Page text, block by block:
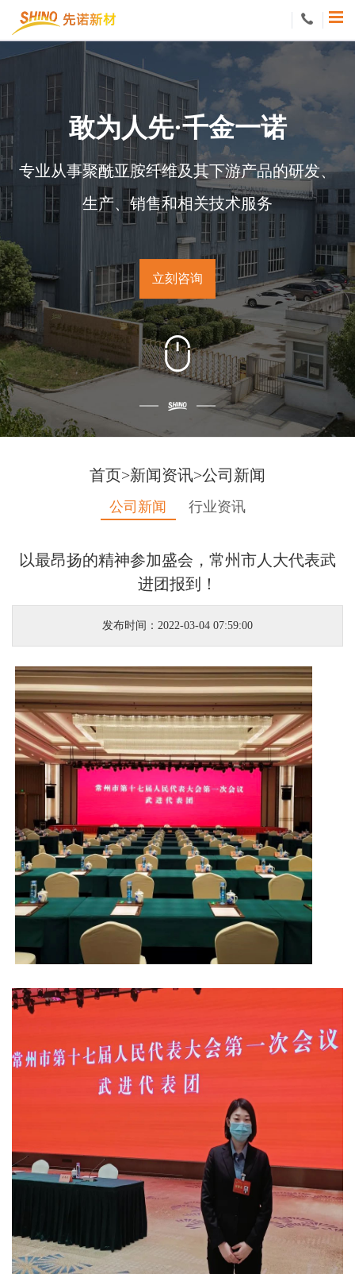
敢为人先·千金一诺
专业从事聚酰亚胺纤维及其下游产品的研发、
生产、销售和相关技术服务
立刻咨询
首页>新闻资讯>公司新闻
公司新闻 行业资讯
以最昂扬的精神参加盛会，常州市人大代表武
进团报到！
发布时间：2022-03-04 07:59:00